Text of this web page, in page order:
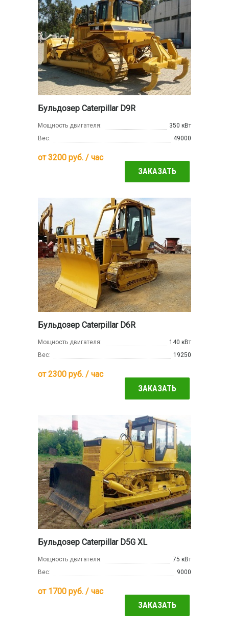
Бульдозер Caterpillar D9R
Мощность двигателя:
350 кВт
Вес:
49000
от3200 руб. / час
ЗАКАЗАТЬ
Бульдозер Caterpillar D6R
Мощность двигателя:
140 кВт
Вес:
19250
от2300 руб. / час
ЗАКАЗАТЬ
Бульдозер Caterpillar D5G XL
Мощность двигателя:
75 кВт
Вес:
9000
от 1700 руб. / час
ЗАКАЗАТЬ